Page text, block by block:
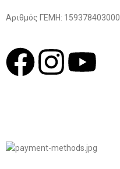
Αριθμός ΓΕΜΗ: 159378403000